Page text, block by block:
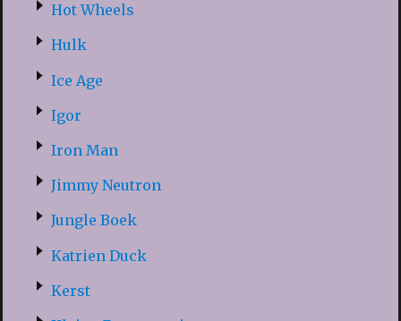
Hot Wheels
Hulk
Ice Age
Igor
Iron Man
Jimmy Neutron
Jungle Boek
Katrien Duck
Kerst